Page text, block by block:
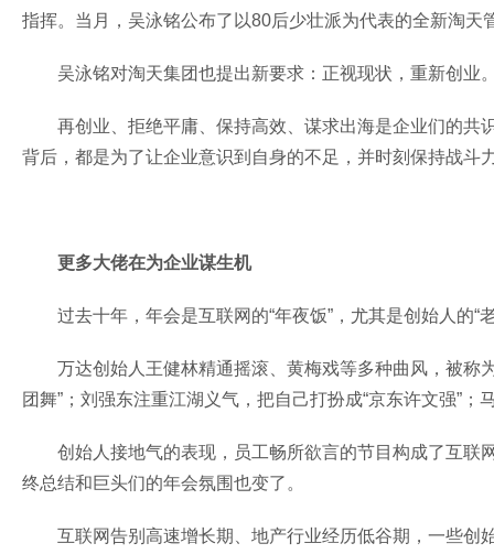
指挥。当月，吴泳铭公布了以80后少壮派为代表的全新淘天
吴泳铭对淘天集团也提出新要求：正视现状，重新创业
再创业、拒绝平庸、保持高效、谋求出海是企业们的共
背后，都是为了让企业意识到自身的不足，并时刻保持战斗
更多大佬在为企业谋生机
过去十年，年会是互联网的“年夜饭”，尤其是创始人的
万达创始人王健林精通摇滚、黄梅戏等多种曲风，被称
团舞”；刘强东注重江湖义气，把自己打扮成“京东许文强”
创始人接地气的表现，员工畅所欲言的节目构成了互联
终总结和巨头们的年会氛围也变了。
互联网告别高速增长期、地产行业经历低谷期，一些创